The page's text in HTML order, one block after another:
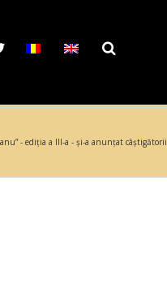
- ediția a III-a - și-a anunțat câștigătorii